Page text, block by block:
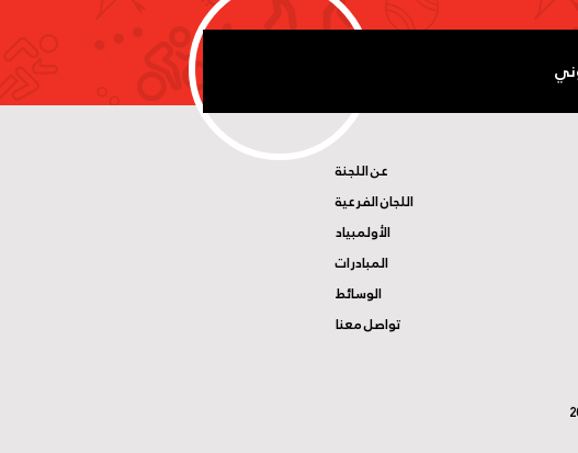
عن اللجنة
اللجان الفرعية
الأولمبياد
المبادرات
الوسائط
تواصل معنا